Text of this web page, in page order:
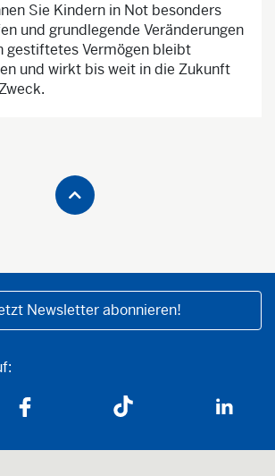
Sie Kindern in Not besonders
und grundlegende Veränderungen
gestiftetes Vermögen bleibt
und wirkt bis weit in die Zukunft
Newsletter abonnieren!